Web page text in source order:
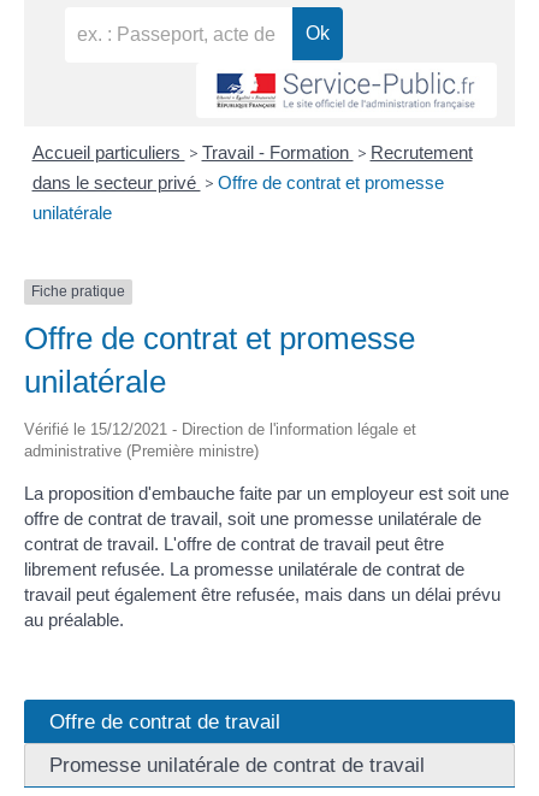
Accueil particuliers > Travail - Formation > Recrutement
dans le secteur privé > Offre de contrat et promesse
unilatérale
Fiche pratique
Offre de contrat et promesse
unilatérale
Vérifié le 15/12/2021 - Direction de l'information légale et
administrative (Première ministre)
La proposition d'embauche faite par un employeur est soit une
offre de contrat de travail, soit une promesse unilatérale de
contrat de travail. L'offre de contrat de travail peut être
librement refusée. La promesse unilatérale de contrat de
travail peut également être refusée, mais dans un délai prévu
au préalable.
Offre de contrat de travail
Promesse unilatérale de contrat de travail